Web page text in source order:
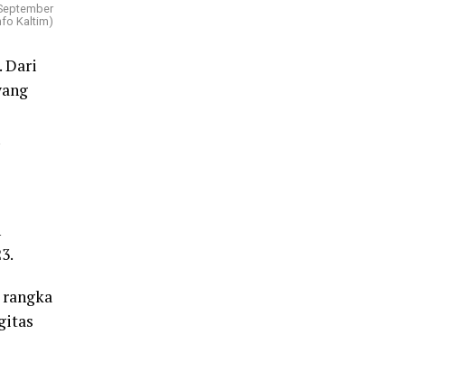
Kaltim)
Dari